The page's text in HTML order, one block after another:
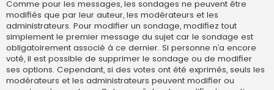
Comme pour les messages, les sondages ne peuvent être
modifiés que par leur auteur, les modérateurs et les
administrateurs. Pour modifier un sondage, modifiez tout
simplement le premier message du sujet car le sondage est
obligatoirement associé à ce dernier. Si personne n’a encore
voté, il est possible de supprimer le sondage ou de modifier
ses options. Cependant, si des votes ont été exprimés, seuls les
modérateurs et les administrateurs peuvent modifier ou